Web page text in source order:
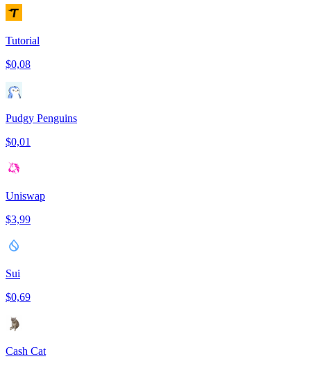
Tutorial
$0,08
Pudgy Penguins
$0,01
Uniswap
$3,99
Sui
$0,69
Cash Cat